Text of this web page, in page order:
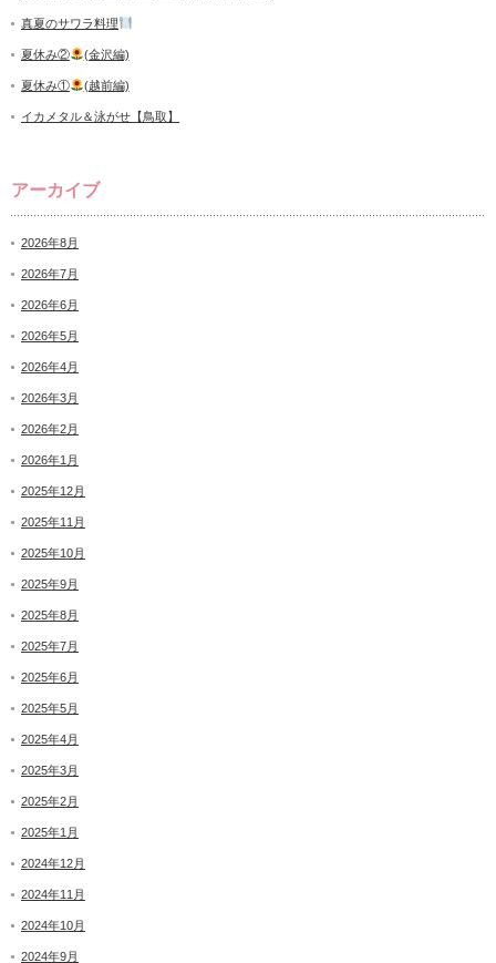
真夏のサワラ料理
夏休み② (金沢編)
夏休み① (越前編)
イカメタル＆泳がせ【鳥取】
アーカイブ
2026年8月
2026年7月
2026年6月
2026年5月
2026年4月
2026年3月
2026年2月
2026年1月
2025年12月
2025年11月
2025年10月
2025年9月
2025年8月
2025年7月
2025年6月
2025年5月
2025年4月
2025年3月
2025年2月
2025年1月
2024年12月
2024年11月
2024年10月
2024年9月